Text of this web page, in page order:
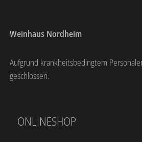
Weinhaus Nordheim
Aufgrund krankheitsbedingtem
geschlossen.
ONLINESHOP